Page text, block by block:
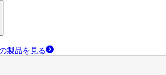
製品を見る